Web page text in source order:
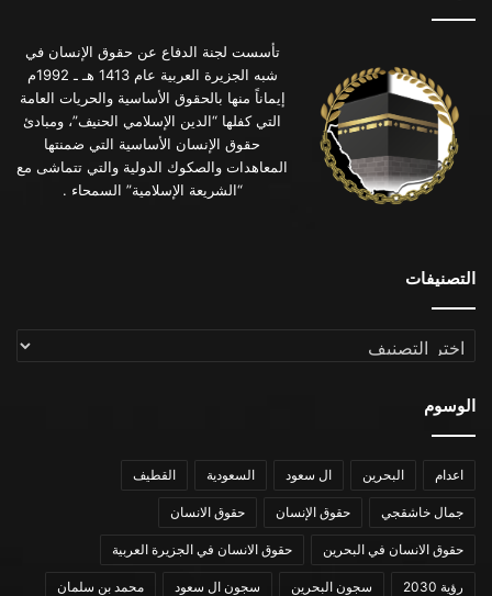
تأسست لجنة الدفاع عن حقوق الإنسان في
شبه الجزيرة العربية عام 1413 هـ ـ 1992م
إيماناً منها بالحقوق الأساسية والحريات العامة
التي كفلها “الدين الإسلامي الحنيف”، ومبادئ
حقوق الإنسان الأساسية التي ضمنتها
المعاهدات والصكوك الدولية والتي تتماشى مع
“الشريعة الإسلامية” السمحاء .
التصنيفات
التصنيفات
الوسوم
اعدام البحرين ال سعود السعودية القطيف
جمال خاشقجي حقوق الإنسان حقوق الانسان
حقوق الانسان في البحرين حقوق الانسان في الجزيرة العربية
رؤية 2030 سجون البحرين سجون ال سعود محمد بن سلمان